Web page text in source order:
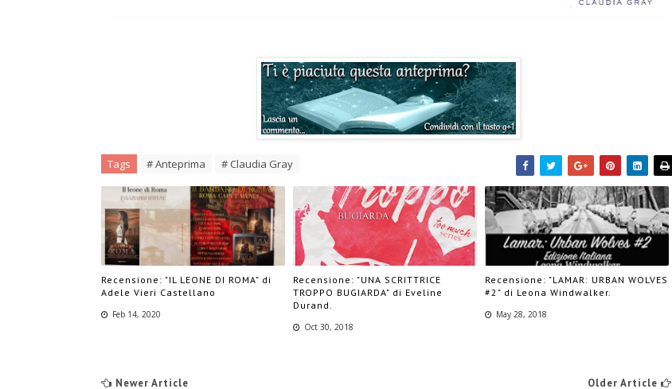
Tags # Anteprima # Claudia Gray
Recensione: "IL LEONE DI ROMA" di
Adele Vieri Castellano
Feb 14, 2020
Recensione: "UNA SCRITTRICE
TROPPO BUGIARDA" di Eveline
Durand.
Oct 30, 2018
Recensione: "LAMAR: URBAN WOLVES
#2" di Leona Windwalker.
May 28, 2018
Newer Article Older Article